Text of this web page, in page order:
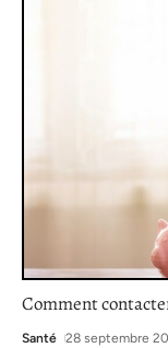
Comment
Santé 28 septembre